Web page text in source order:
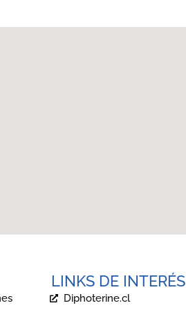
LINKS DE INTERÉS
Diphoterine.cl